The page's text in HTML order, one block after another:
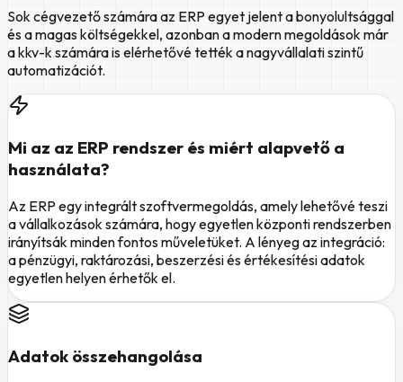
Sok cégvezető számára az ERP egyet jelent a bonyolultsággal
és a magas költségekkel, azonban a modern megoldások már
a kkv-k számára is elérhetővé tették a nagyvállalati szintű
automatizációt.
Mi az az ERP rendszer és miért alapvető a
használata?
Az ERP egy integrált szoftvermegoldás, amely lehetővé teszi
a vállalkozások számára, hogy egyetlen központi rendszerben
irányítsák minden fontos műveletüket. A lényeg az integráció:
a pénzügyi, raktározási, beszerzési és értékesítési adatok
egyetlen helyen érhetők el.
Adatok összehangolása